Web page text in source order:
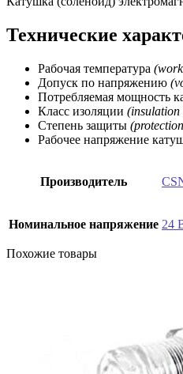
Технические
Рабочая температура
Допуск по напряжению
Потребляемая мощность
Класс изоляции (insulation
Степень защиты (p
Рабочее напряжение
Производитель
Номинальное напряжение 24
Похожие товары